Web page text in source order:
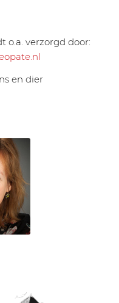
o.a. verzorgd door:
en dier